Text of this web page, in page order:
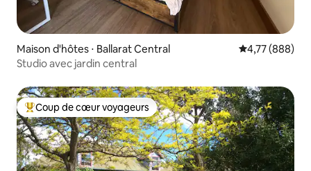
Maison d'hôtes ⋅ Ballarat Central Évaluation
4,77 (888)
Studio avec jardin central
Coups de cœur voyageurs les plus appréciés
Coup de cœur voyageurs